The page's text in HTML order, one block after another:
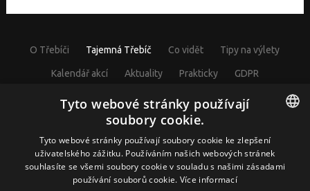
O Třebíči Tajemná Třebíč Co vidět Tipy na výlety
Kalendář akcí Aktuality Prakticky GDPR
Cookies nastavení
© Visit Třebíč 2017
Město Třebíč, Karlovo nám. 104/55, 67401 Třebíč, IČ: 00290629
CZECH
GERMAN
Tyto webové stránky používají
soubory cookie.
Tyto webové stránky používají soubory cookie ke zlepšení
uživatelského zážitku. Používáním našich webových stránek
souhlasíte se všemi soubory cookie v souladu s našimi zásadami
používání souborů cookie. Více informací